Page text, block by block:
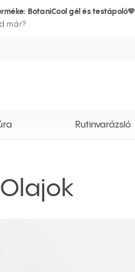
BotaniCool gél és testápoló💛
már?
Rutinvarázsló